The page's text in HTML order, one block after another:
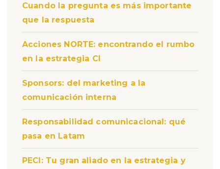
Cuando la pregunta es más importante
que la respuesta
Acciones NORTE: encontrando el rumbo
en la estrategia CI
Sponsors: del marketing a la
comunicación interna
Responsabilidad comunicacional: qué
pasa en Latam
PECI: Tu gran aliado en la estrategia y